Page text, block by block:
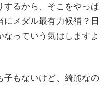
するから、そこをやっぱ
メダル最有力候補？日
っていう気はしますよ
子もないけど、綺麗なの